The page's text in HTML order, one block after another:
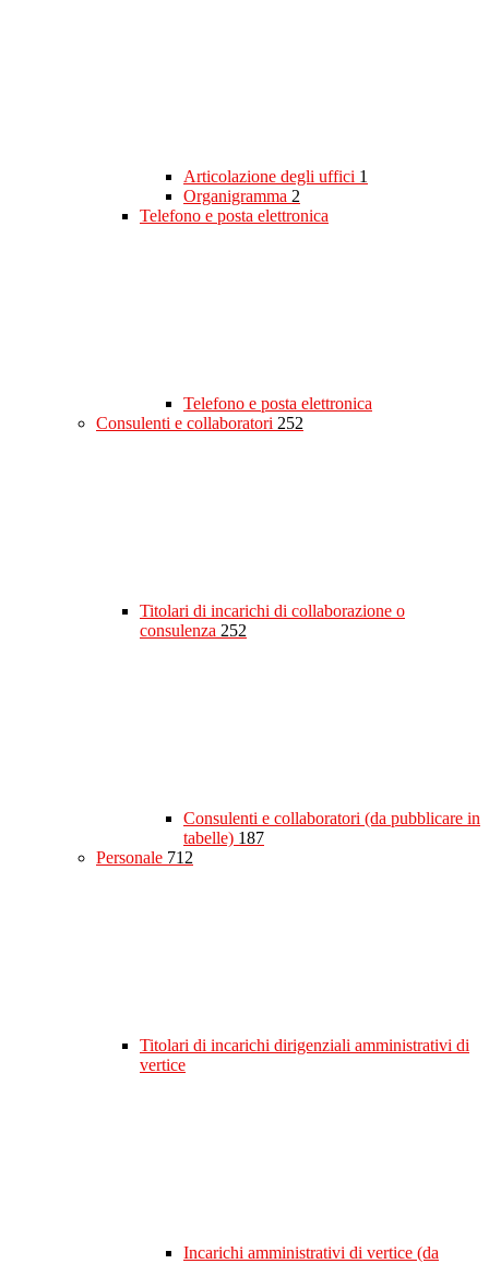
Articolazione degli uffici 1
Organigramma 2
Telefono e posta elettronica
Telefono e posta elettronica
Consulenti e collaboratori 252
Titolari di incarichi di collaborazione o
consulenza 252
Consulenti e collaboratori (da pubblicare in
tabelle) 187
Personale 712
Titolari di incarichi dirigenziali amministrativi di
vertice
Incarichi amministrativi di vertice (da